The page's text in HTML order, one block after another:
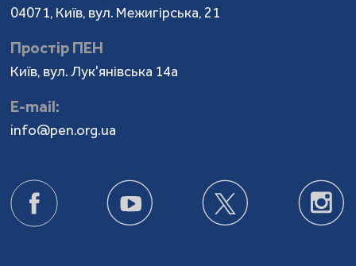
04071, Київ, вул. Межигірська, 21
Простір ПЕН
Київ, вул. Лук'янівська 14а
Е-mail:
info@pen.org.ua